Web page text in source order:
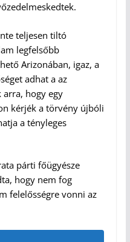
teljesen tiltó
legfelsőbb
Arizonában, igaz, a
adhat a az
hogy egy
kérjék a törvény újbóli
a tényleges
párti főügyésze
hogy nem fog
felelősségre vonni az